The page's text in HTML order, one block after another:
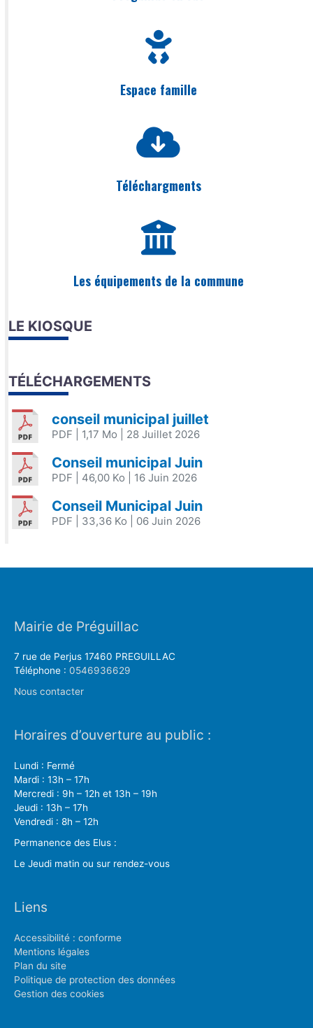
Espace famille
Téléchargments
Les équipements de la commune
LE KIOSQUE
TÉLÉCHARGEMENTS
conseil municipal juillet
PDF | 1,17 Mo | 28 Juillet 2026
Conseil municipal Juin
PDF | 46,00 Ko | 16 Juin 2026
Conseil Municipal Juin
PDF | 33,36 Ko | 06 Juin 2026
Mairie de Préguillac
7 rue de Perjus 17460 PREGUILLAC
Téléphone : 0546936629
Nous contacter
Horaires d’ouverture au public :
Lundi : Fermé
Mardi : 13h – 17h
Mercredi : 9h – 12h et 13h – 19h
Jeudi : 13h – 17h
Vendredi : 8h – 12h
Permanence des Elus :
Le Jeudi matin ou sur rendez-vous
Liens
Accessibilité : conforme
Mentions légales
Plan du site
Politique de protection des données
Gestion des cookies